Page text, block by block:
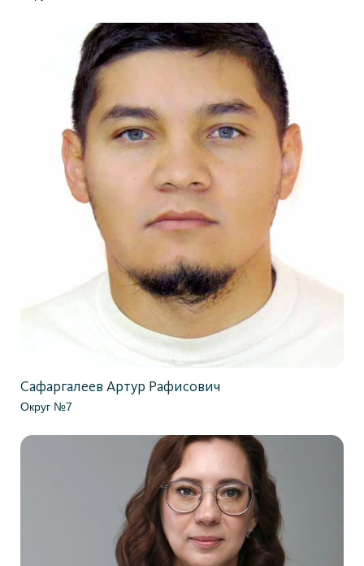
Сафаргалеев Артур Рафисович
Округ №7